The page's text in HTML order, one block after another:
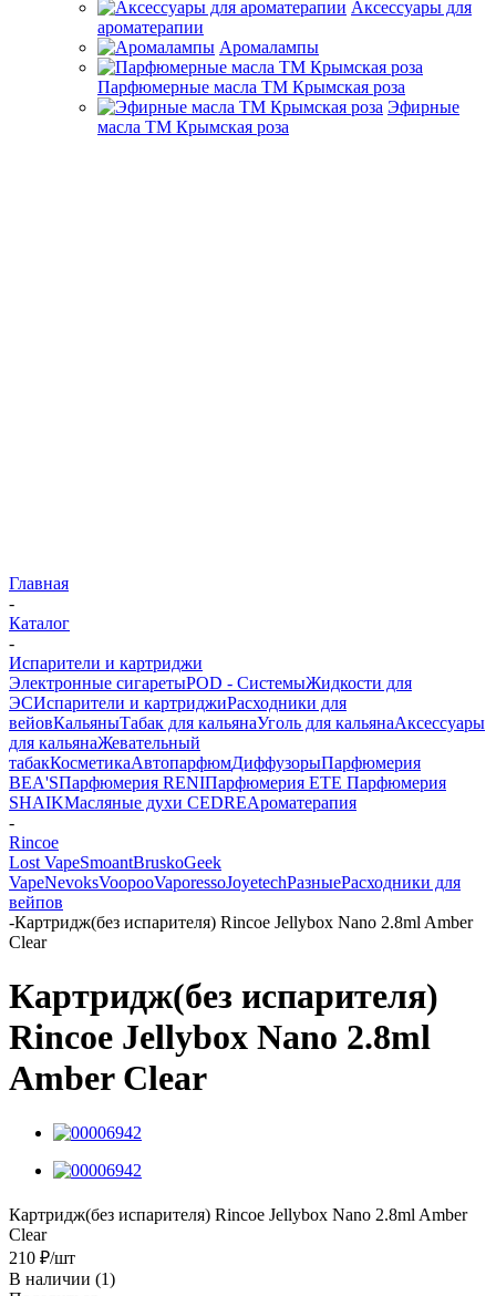
Аксессуары для
ароматерапии
Аромалампы
Парфюмерные масла ТМ Крымская роза
Эфирные
масла ТМ Крымская роза
Главная
-
Каталог
-
Испарители и картриджи
Электронные сигаретыPOD - СистемыЖидкости для
ЭСИспарители и картриджиРасходники для
вейовКальяныТабак для кальянаУголь для кальянаАксессуары
для кальянаЖевательный
табакКосметикаАвтопарфюмДиффузорыПарфюмерия
BEA'SПарфюмерия RENIПарфюмерия ETE Парфюмерия
SHAIKМасляные духи CEDREАроматерапия
-
Rincoe
Lost VapeSmoantBruskoGeek
VapeNevoksVoopooVaporessoJoyetechРазныеРасходники для
вейпов
-Картридж(без испарителя) Rincoe Jellybox Nano 2.8ml Amber
Clear
Картридж(без испарителя)
Rincoe Jellybox Nano 2.8ml
Amber Clear
Картридж(без испарителя) Rincoe Jellybox Nano 2.8ml Amber
Clear
210 ₽/шт
В наличии (1)